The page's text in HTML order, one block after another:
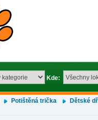
Kde:
Potištěná trička
Dětské